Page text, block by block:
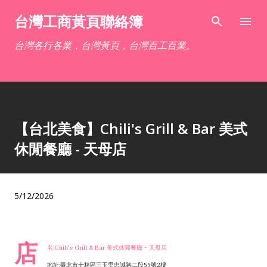
跳到主要內容
台灣工商黃頁聯絡簿
台灣各行各業，台灣黃頁，台灣百工百業。
【台北美食】Chili's Grill & Bar 美式
休閒餐廳 - 天母店
5/12/2026
店 名:Chili's Grill & Bar 美式休閒餐廳 - 天母店
地址:臺北市士林區三玉里忠誠路二段55號2樓